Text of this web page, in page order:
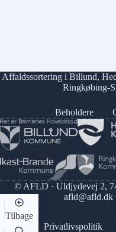
Affaldssortering i Billund,
Ringkøbing-
Beholdere
© AFLD · Uldjydevej 2,
afld@afld.dk
Privatlivspolitik
Tilbage